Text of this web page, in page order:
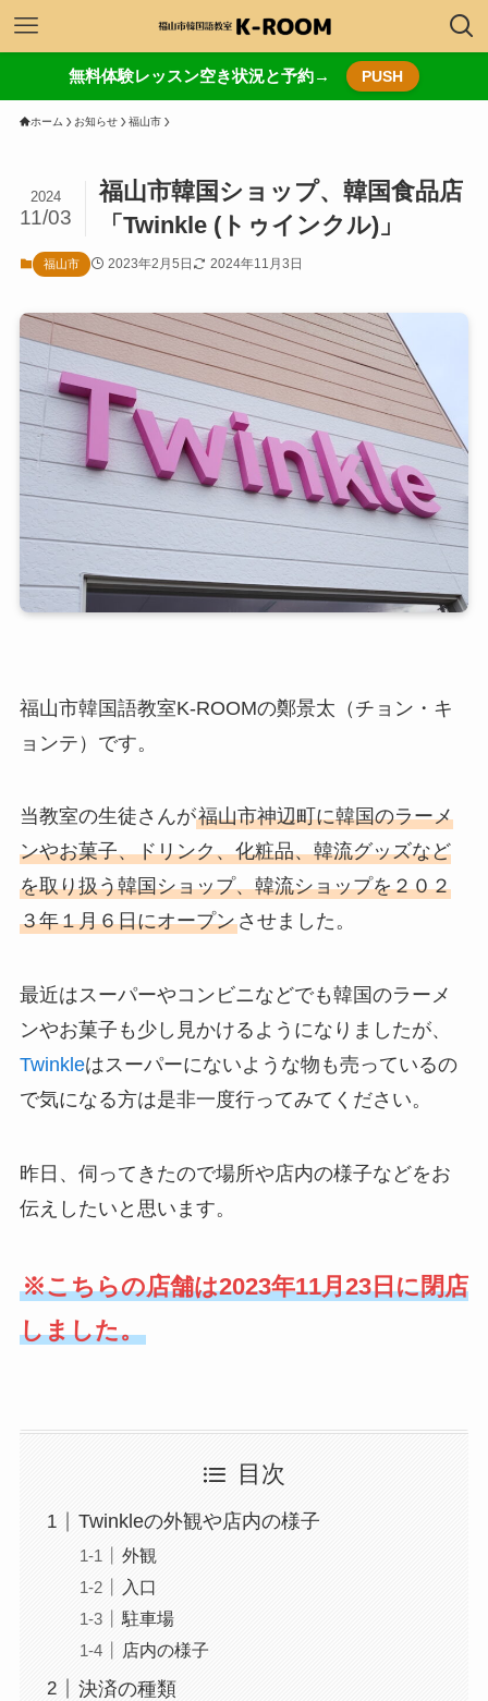
無料体験レッスン空き状況と予約→ PUSH
ホーム お知らせ 福山市
福山市韓国ショップ、韓国食品店
「Twinkle (トゥインクル)」
2024
11/03
福山市 2023年2月5日 2024年11月3日
福山市韓国語教室K-ROOMの鄭景太（チョン・キ
ョンテ）です。
当教室の生徒さんが福山市神辺町に韓国のラーメ
ンやお菓子、ドリンク、化粧品、韓流グッズなど
を取り扱う韓国ショップ、韓流ショップを２０２
３年１月６日にオープンさせました。
最近はスーパーやコンビニなどでも韓国のラーメ
ンやお菓子も少し見かけるようになりましたが、
Twinkleはスーパーにないような物も売っているの
で気になる方は是非一度行ってみてください。
昨日、伺ってきたので場所や店内の様子などをお
伝えしたいと思います。
※こちらの店舗は2023年11月23日に閉店
しました。
目次
Twinkleの外観や店内の様子
外観
入口
駐車場
店内の様子
決済の種類